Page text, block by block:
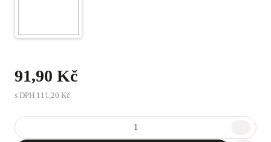
91,90 Kč
s DPH 111,20 Kč